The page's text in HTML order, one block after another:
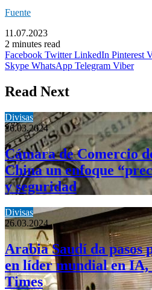
Fuente
11.07.2023
2 minutes read
Facebook Twitter LinkedIn Pinterest
Skype WhatsApp Telegram Viber
Read Next
Divisas
26.03.2024
Cámara de Comercio
China un enfoque
y seguridad
Divisas
26.03.2024
Arabia Saudí da pasos
en líder mundial en IA,
Times